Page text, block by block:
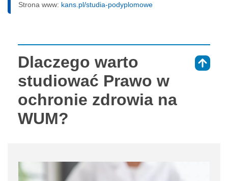
Strona www: kans.pl/studia-podyplomowe
Dlaczego warto
studiować Prawo w
ochronie zdrowia na
WUM?